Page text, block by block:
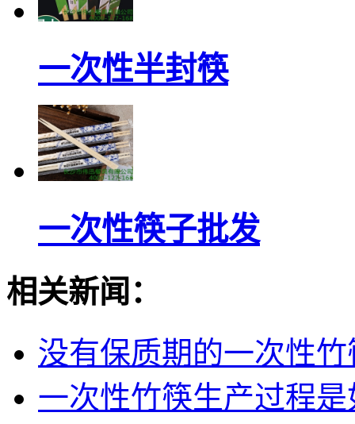
一次性半封筷
一次性筷子批发
相关新闻：
没有保质期的一次性
一次性竹筷生产过程